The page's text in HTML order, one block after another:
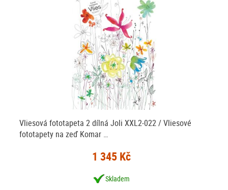
Vliesová fototapeta 2 dílná Joli XXL2-022 / Vliesové
fototapety na zeď Komar …
1 345 Kč
Skladem